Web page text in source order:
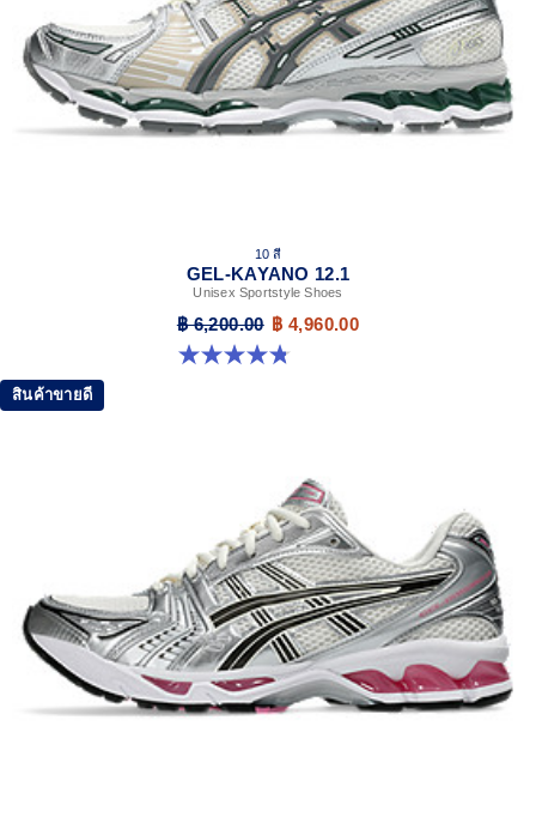
10 สี
GEL-KAYANO 12.1
Unisex Sportstyle Shoes
฿ 6,200.00 ฿ 4,960.00
4.8 จาก 5 ดาว 208 รีวิว
สินค้าขายดี